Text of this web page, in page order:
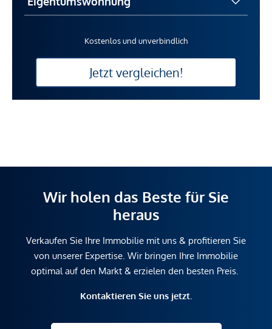
Kostenlos und unverbindlich
Jetzt vergleichen!
Wir holen das Beste für Sie
heraus
Verkaufen Sie Ihre Immobilie mit uns & profitieren Sie
von unserer Expertise. Wir bringen Ihre Immobilie
optimal auf den Markt & erzielen den besten Preis.
Kontaktieren Sie uns jetzt.